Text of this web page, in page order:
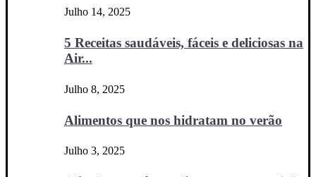
Julho 14, 2025
5 Receitas saudáveis, fáceis e deliciosas na
Air...
Julho 8, 2025
Alimentos que nos hidratam no verão
Julho 3, 2025